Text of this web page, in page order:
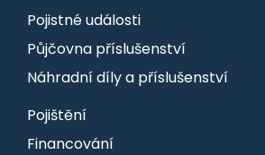
Pojistné události
Půjčovna příslušenství
Náhradní díly a příslušenství
Pojištění
Financování